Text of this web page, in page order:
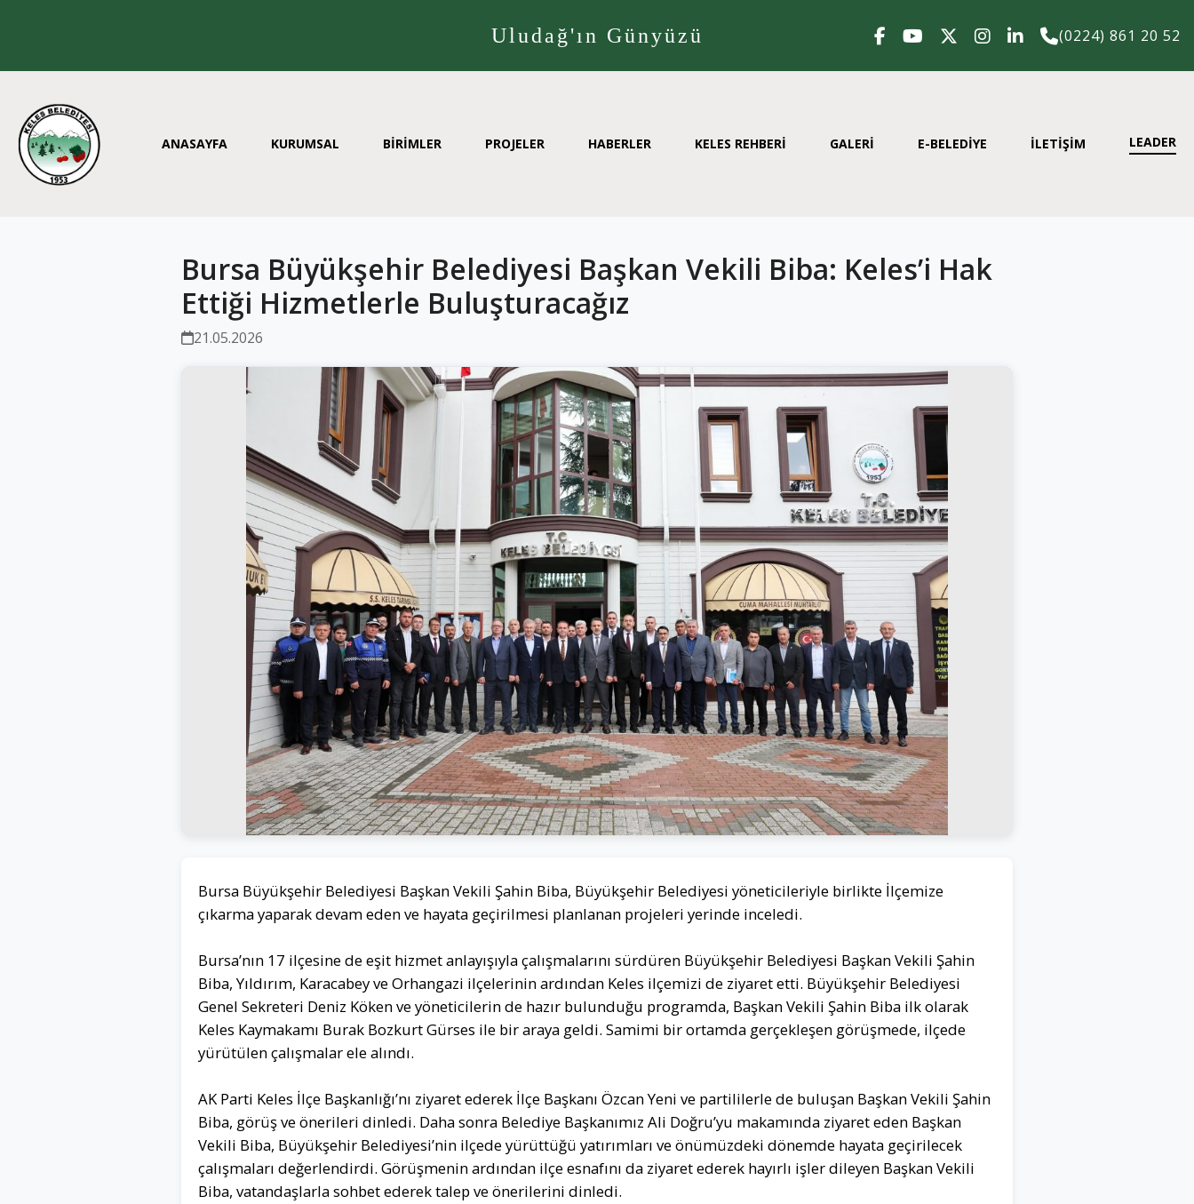
Uludağ'ın Günyüzü (0224) 861 20 52
ANASAYFA KURUMSAL BİRİMLER PROJELER HABERLER KELES REHBERİ GALERİ E-BELEDİYE İLETİŞİM LEADER
Bursa Büyükşehir Belediyesi Başkan Vekili Biba: Keles’i Hak
Ettiği Hizmetlerle Buluşturacağız
21.05.2026
Bursa Büyükşehir Belediyesi Başkan Vekili Şahin Biba, Büyükşehir Belediyesi yöneticileriyle birlikte İlçemize
çıkarma yaparak devam eden ve hayata geçirilmesi planlanan projeleri yerinde inceledi.
Bursa’nın 17 ilçesine de eşit hizmet anlayışıyla çalışmalarını sürdüren Büyükşehir Belediyesi Başkan Vekili Şahin
Biba, Yıldırım, Karacabey ve Orhangazi ilçelerinin ardından Keles ilçemizi de ziyaret etti. Büyükşehir Belediyesi
Genel Sekreteri Deniz Köken ve yöneticilerin de hazır bulunduğu programda, Başkan Vekili Şahin Biba ilk olarak
Keles Kaymakamı Burak Bozkurt Gürses ile bir araya geldi. Samimi bir ortamda gerçekleşen görüşmede, ilçede
yürütülen çalışmalar ele alındı.
AK Parti Keles İlçe Başkanlığı’nı ziyaret ederek İlçe Başkanı Özcan Yeni ve partililerle de buluşan Başkan Vekili Şahin
Biba, görüş ve önerileri dinledi. Daha sonra Belediye Başkanımız Ali Doğru’yu makamında ziyaret eden Başkan
Vekili Biba, Büyükşehir Belediyesi’nin ilçede yürüttüğü yatırımları ve önümüzdeki dönemde hayata geçirilecek
çalışmaları değerlendirdi. Görüşmenin ardından ilçe esnafını da ziyaret ederek hayırlı işler dileyen Başkan Vekili
Biba, vatandaşlarla sohbet ederek talep ve önerilerini dinledi.